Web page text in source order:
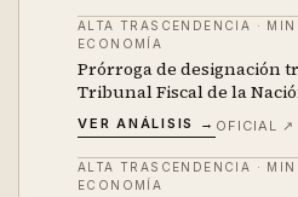
ALTA TRASCENDENCIA ·
ECONOMÍA
Prórroga de designación
Tribunal Fiscal de la
VER ANÁLISIS → OFICIAL ↗
ALTA TRASCENDENCIA ·
ECONOMÍA